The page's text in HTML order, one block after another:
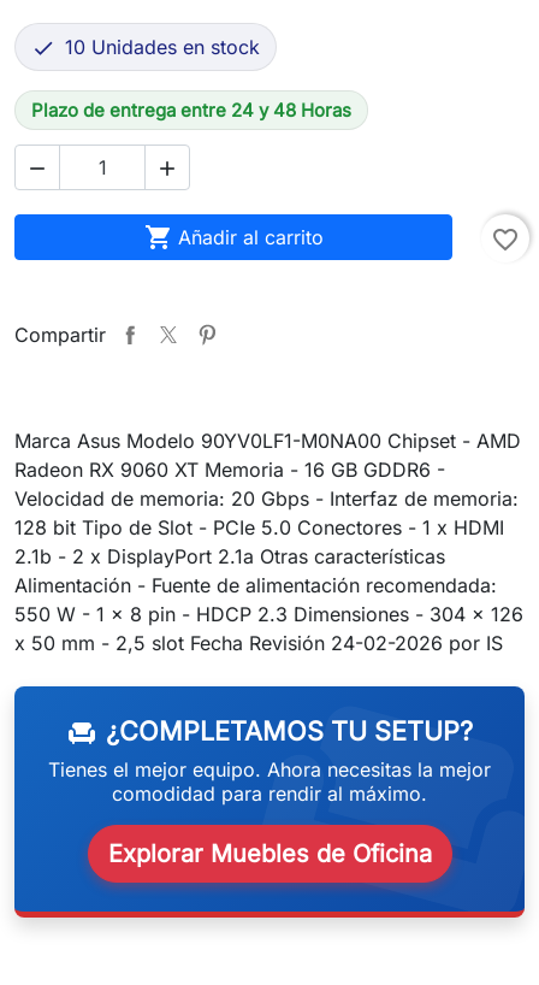
 10 Unidades en stock
Plazo de entrega entre 24 y 48 Horas
 
 Añadir al carrito favorite_border
Compartir
Marca Asus Modelo 90YV0LF1-M0NA00 Chipset - AMD
Radeon RX 9060 XT Memoria - 16 GB GDDR6 -
Velocidad de memoria: 20 Gbps - Interfaz de memoria:
128 bit Tipo de Slot - PCIe 5.0 Conectores - 1 x HDMI
2.1b - 2 x DisplayPort 2.1a Otras características
Alimentación - Fuente de alimentación recomendada:
550 W - 1 x 8 pin - HDCP 2.3 Dimensiones - 304 x 126
x 50 mm - 2,5 slot Fecha Revisión 24-02-2026 por IS
chair ¿COMPLETAMOS TU SETUP?
Tienes el mejor equipo. Ahora necesitas la mejor
comodidad para rendir al máximo.
Explorar Muebles de Oficina